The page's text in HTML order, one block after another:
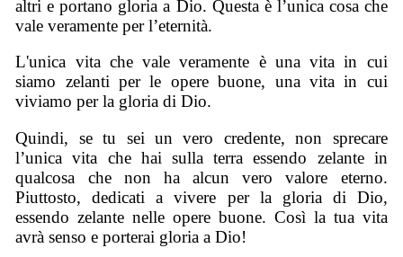
altri e portano gloria a Dio. Questa è l’unica cosa che
vale veramente per l’eternità.
L'unica vita che vale veramente è una vita in cui
siamo zelanti per le opere buone, una vita in cui
viviamo per la gloria di Dio.
Quindi, se tu sei un vero credente, non sprecare
l’unica vita che hai sulla terra essendo zelante in
qualcosa che non ha alcun vero valore eterno.
Piuttosto, dedicati a vivere per la gloria di Dio,
essendo zelante nelle opere buone. Così la tua vita
avrà senso e porterai gloria a Dio!